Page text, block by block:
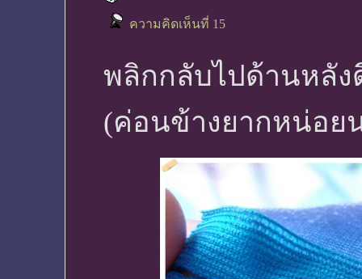
ความคิดเห็นที่ 15
พลิกกลับไปด้านหลั
(ค่อนข้างยากหน่อย